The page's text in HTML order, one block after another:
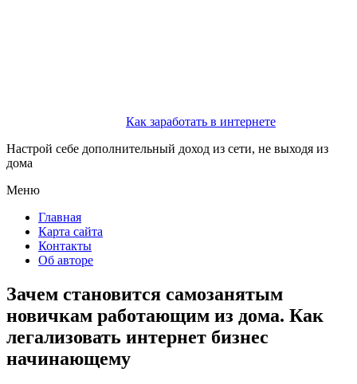
Как заработать в интернете
Настрой себе дополнительный доход из сети, не выходя из
дома
Меню
Главная
Карта сайта
Контакты
Об авторе
Зачем становится самозанятым
новичкам работающим из дома. Как
легализовать интернет бизнес
начинающему